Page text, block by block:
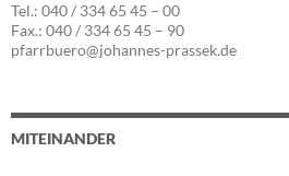
Tel.: 040 / 334 65 45 – 00
Fax.: 040 / 334 65 45 – 90
pfarrbuero@johannes-prassek.de
MITEINANDER